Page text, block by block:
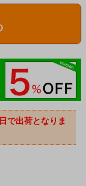
で出荷となりま